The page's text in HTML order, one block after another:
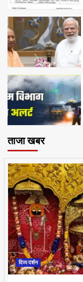
ताजा खबर
दिव्य दर्शन